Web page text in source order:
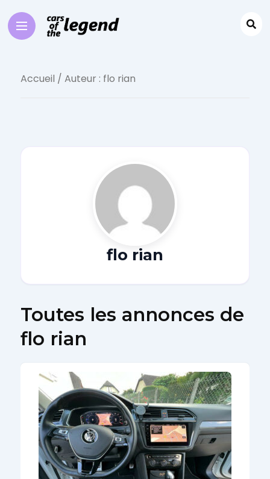
Accueil / Auteur : flo rian
flo rian
Toutes les annonces de
flo rian